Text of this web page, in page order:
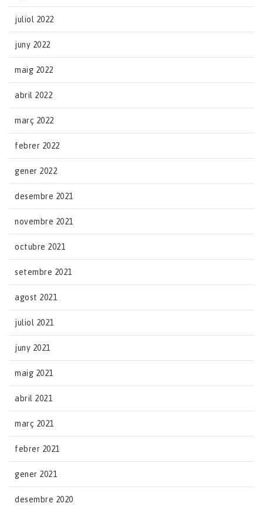
juliol 2022
juny 2022
maig 2022
abril 2022
març 2022
febrer 2022
gener 2022
desembre 2021
novembre 2021
octubre 2021
setembre 2021
agost 2021
juliol 2021
juny 2021
maig 2021
abril 2021
març 2021
febrer 2021
gener 2021
desembre 2020